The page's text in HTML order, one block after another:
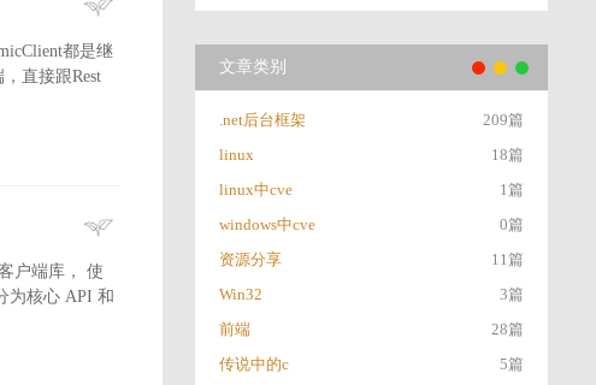
都是继
直接跟Rest
户端库， 使
为核心 API 和
文章类别
.net后台框架
209篇
linux
18篇
linux中cve
1篇
windows中cve
0篇
资源分享
11篇
Win32
3篇
前端
28篇
传说中的c
5篇